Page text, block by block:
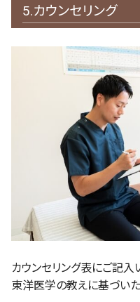
5.カウンセリング
カウンセリング表にご記
東洋医学の教えに基づいた